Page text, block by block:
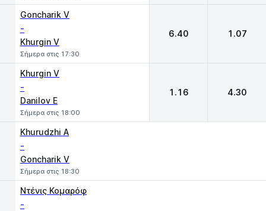
Goncharik V
-
Khurgin V
Σήμερα στις 17:30
6.40 1.07
Khurgin V
-
Danilov E
Σήμερα στις 18:00
1.16 4.30
Khurudzhi A
-
Goncharik V
Σήμερα στις 18:30
Ντένις Κομαρόφ
-